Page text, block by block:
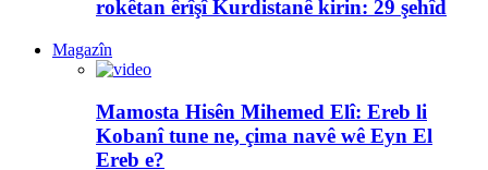
rokêtan êrîşî Kurdistanê kirin: 29 şehîd
Magazîn
Mamosta Hisên Mihemed Elî: Ereb li
Kobanî tune ne, çima navê wê Eyn El
Ereb e?